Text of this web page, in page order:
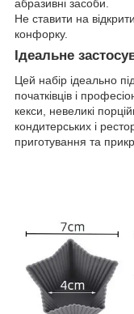
абразивні засоби.
Не ставити на
конфорку.
Ідеальне
Цей набір ідеально
початківців і
кекси, невеликі
кондитерських і
приготування та